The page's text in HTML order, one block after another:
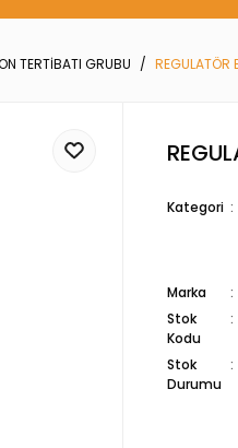
TERTİBATI GRUBU REGULATÖR
Kategori
Marka
Stok
Kodu
Stok
Durumu